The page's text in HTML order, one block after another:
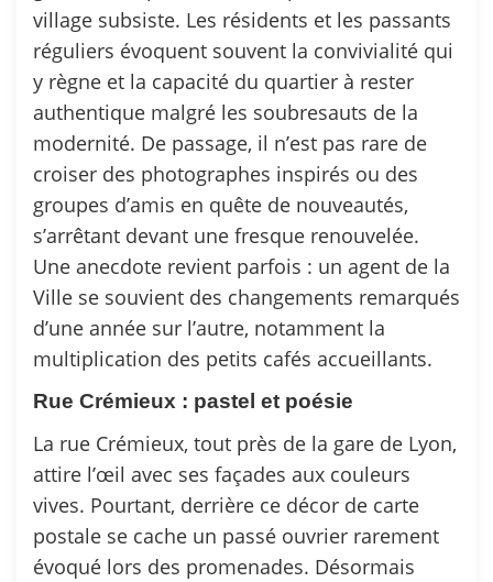
village subsiste. Les résidents et les passants
réguliers évoquent souvent la convivialité qui
y règne et la capacité du quartier à rester
authentique malgré les soubresauts de la
modernité. De passage, il n’est pas rare de
croiser des photographes inspirés ou des
groupes d’amis en quête de nouveautés,
s’arrêtant devant une fresque renouvelée.
Une anecdote revient parfois : un agent de la
Ville se souvient des changements remarqués
d’une année sur l’autre, notamment la
multiplication des petits cafés accueillants.
Rue Crémieux : pastel et poésie
La rue Crémieux, tout près de la gare de Lyon,
attire l’œil avec ses façades aux couleurs
vives. Pourtant, derrière ce décor de carte
postale se cache un passé ouvrier rarement
évoqué lors des promenades. Désormais